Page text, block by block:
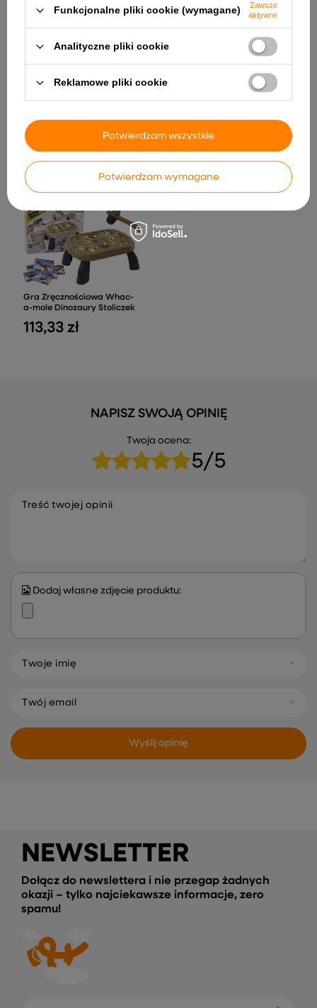
BRD-7588 Światła LED MP3
Pilot Czerwony 4x4
823,09 zł
896,26 zł
Gra Zręcznościowa Whac-
a-mole Dinozaury Stoliczek
113,33 zł
NAPISZ SWOJĄ OPINIĘ
Twoja ocena:
5/5
Treść twojej opinii
Dodaj własne zdjęcie produktu:
Twoje imię
Twój email
Wyślij opinię
NEWSLETTER
Dołącz do newslettera i nie przegap żadnych
okazji – tylko najciekawsze informacje, zero
spamu!
Funkcjonalne pliki cookie (wymagane)
Zawsze
aktywne
Analityczne pliki cookie
Reklamowe pliki cookie
Potwierdzam wymagane
Potwierdzam wszystkie